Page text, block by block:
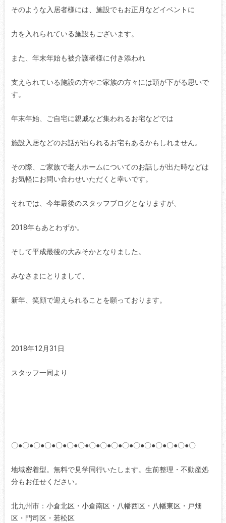
そのような入居者様には、施設でもお正月などイベントに
力を入れられている施設もございます。
また、年末年始も被介護者様に付き添われ
支えられている施設の方やご家族の方々には頭が下がる思いで
す。
年末年始、ご自宅に親戚など集われるお宅などでは
施設入居などのお話が出られるお宅もあるかもしれません。
その際、ご家族で老人ホームについてのお話しが出た時などは
お気軽にお問い合わせいただくと幸いです。
それでは、今年最後のスタッフブログとなりますが、
2018年もあとわずか。
そして平成最後の大みそかとなりました。
みなさまにとりまして、
新年、笑顔で迎えられることを願っております。
2018年12月31日
スタッフ一同より
〇●〇●〇●〇●〇●〇●〇●〇●〇●〇●〇●〇●〇●〇●〇●〇●〇
地域密着型。無料で見学同行いたします。生前整理・不動産処
分もお任せください。
北九州市：小倉北区・小倉南区・八幡西区・八幡東区・戸畑
区・門司区・若松区